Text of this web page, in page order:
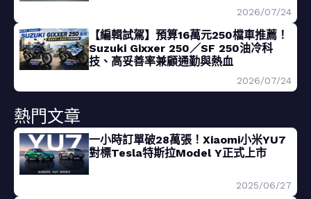
2026/07/24
【編輯試駕】預算16萬元250檔車推薦！
Suzuki Gixxer 250／SF 250油冷科
技、高妥善率兼顧通勤與熱血
2026/07/24
熱門文章
一小時訂單破28萬張！Xiaomi小米YU7
對標Tesla特斯拉Model Y正式上市
2025/06/27